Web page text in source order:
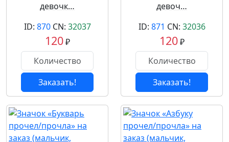
девочк…
ID: 870CN: 32037
120₽
Заказать!
девоч…
ID: 871 CN: 32036
120₽
Заказать!